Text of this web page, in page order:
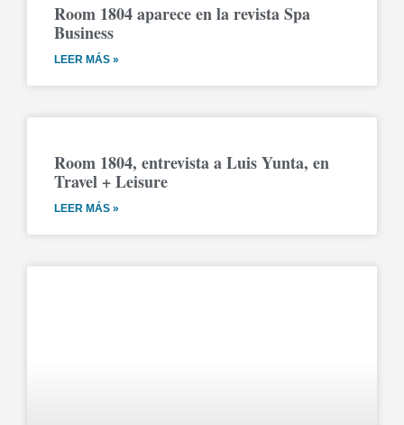
Room 1804 aparece en la revista Spa
Business
LEER MÁS »
Room 1804, entrevista a Luis Yunta, en
Travel + Leisure
LEER MÁS »